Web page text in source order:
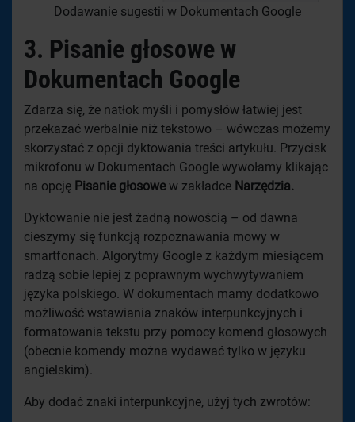
Dodawanie sugestii w Dokumentach Google
3. Pisanie głosowe w
Dokumentach Google
Zdarza się, że natłok myśli i pomysłów łatwiej jest
przekazać werbalnie niż tekstowo – wówczas możemy
skorzystać z opcji dyktowania treści artykułu. Przycisk
mikrofonu w Dokumentach Google wywołamy klikając
na opcję Pisanie głosowew zakładce Narzędzia.
Dyktowanie nie jest żadną nowością – od dawna
cieszymy się funkcją rozpoznawania mowy w
smartfonach. Algorytmy Google z każdym miesiącem
radzą sobie lepiej z poprawnym wychwytywaniem
języka polskiego. W dokumentach mamy dodatkowo
możliwość wstawiania znaków interpunkcyjnych i
formatowania tekstu przy pomocy komend głosowych
(obecnie komendy można wydawać tylko w języku
angielskim).
Aby dodać znaki interpunkcyjne, użyj tych zwrotów: